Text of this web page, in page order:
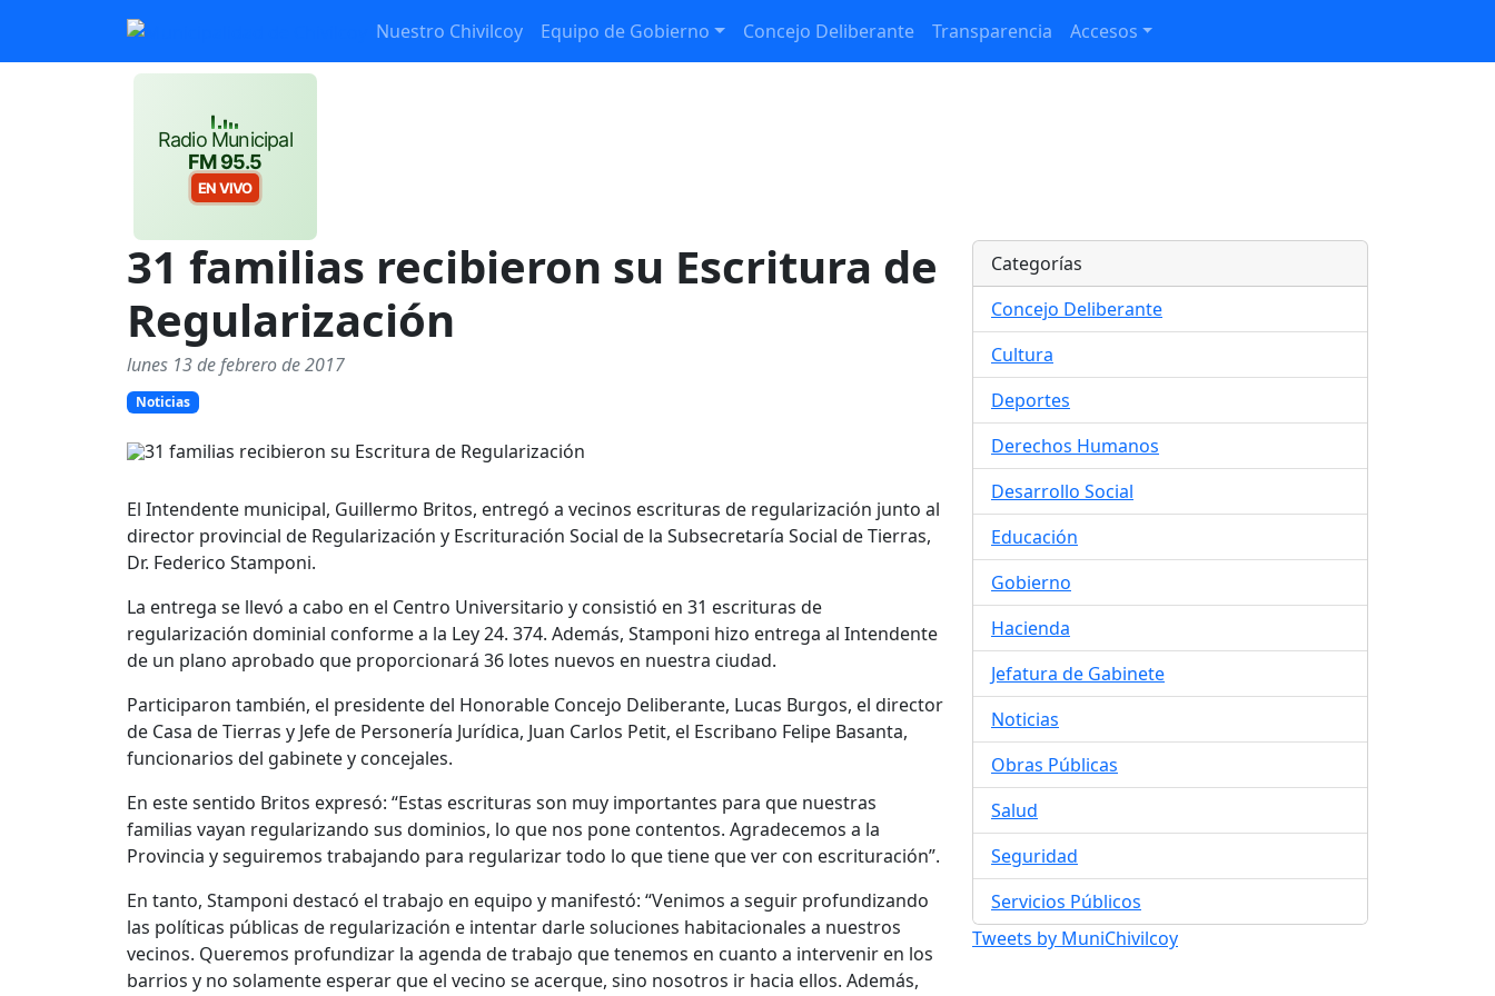
Nuestro Chivilcoy Equipo de Gobierno Concejo Deliberante Transparencia Accesos
Radio Municipal
FM 95.5
EN VIVO
31 familias recibieron su Escritura de
Regularización
lunes 13 de febrero de 2017
Noticias
El Intendente municipal, Guillermo Britos, entregó a vecinos escrituras de regularización junto al
director provincial de Regularización y Escrituración Social de la Subsecretaría Social de Tierras,
Dr. Federico Stamponi.
La entrega se llevó a cabo en el Centro Universitario y consistió en 31 escrituras de
regularización dominial conforme a la Ley 24. 374. Además, Stamponi hizo entrega al Intendente
de un plano aprobado que proporcionará 36 lotes nuevos en nuestra ciudad.
Participaron también, el presidente del Honorable Concejo Deliberante, Lucas Burgos, el director
de Casa de Tierras y Jefe de Personería Jurídica, Juan Carlos Petit, el Escribano Felipe Basanta,
funcionarios del gabinete y concejales.
En este sentido Britos expresó: “Estas escrituras son muy importantes para que nuestras
familias vayan regularizando sus dominios, lo que nos pone contentos. Agradecemos a la
Provincia y seguiremos trabajando para regularizar todo lo que tiene que ver con escrituración”.
En tanto, Stamponi destacó el trabajo en equipo y manifestó: “Venimos a seguir profundizando
las políticas públicas de regularización e intentar darle soluciones habitacionales a nuestros
vecinos. Queremos profundizar la agenda de trabajo que tenemos en cuanto a intervenir en los
barrios y no solamente esperar que el vecino se acerque, sino nosotros ir hacia ellos. Además,
Categorías
Concejo Deliberante
Cultura
Deportes
Derechos Humanos
Desarrollo Social
Educación
Gobierno
Hacienda
Jefatura de Gabinete
Noticias
Obras Públicas
Salud
Seguridad
Servicios Públicos
Tweets by MuniChivilcoy